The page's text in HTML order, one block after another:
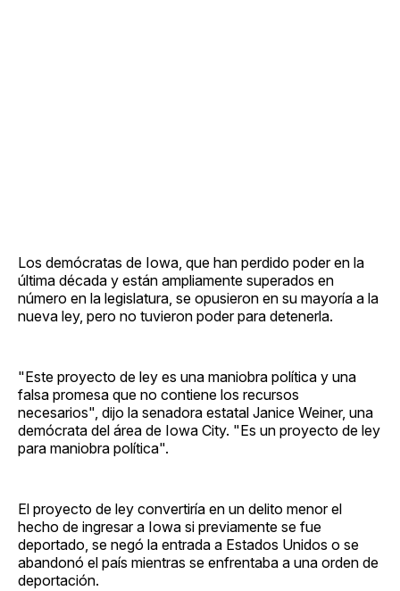
Los demócratas de Iowa, que han perdido poder en la
última década y están ampliamente superados en
número en la legislatura, se opusieron en su mayoría a la
nueva ley, pero no tuvieron poder para detenerla.
"Este proyecto de ley es una maniobra política y una
falsa promesa que no contiene los recursos
necesarios", dijo la senadora estatal Janice Weiner, una
demócrata del área de Iowa City. "Es un proyecto de ley
para maniobra política".
El proyecto de ley convertiría en un delito menor el
hecho de ingresar a Iowa si previamente se fue
deportado, se negó la entrada a Estados Unidos o se
abandonó el país mientras se enfrentaba a una orden de
deportación.